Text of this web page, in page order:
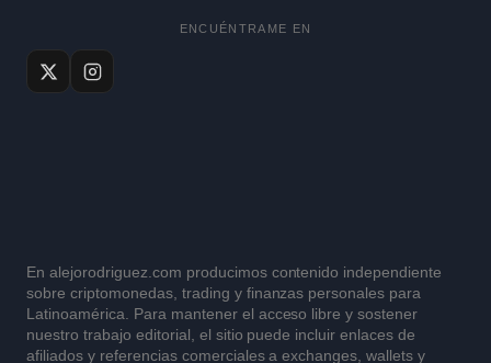
ENCUÉNTRAME EN
En alejorodriguez.com producimos contenido independiente
sobre criptomonedas, trading y finanzas personales para
Latinoamérica. Para mantener el acceso libre y sostener
nuestro trabajo editorial, el sitio puede incluir enlaces de
afiliados y referencias comerciales a exchanges, wallets y